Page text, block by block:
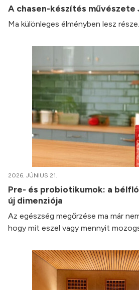
A chasen-készítés művészete
Ma különleges élményben lesz része.
2026. JÚNIUS 21.
Pre- és probiotikumok: a
új dimenziója
Az egészség megőrzése ma már
hogy mit eszel vagy mennyit